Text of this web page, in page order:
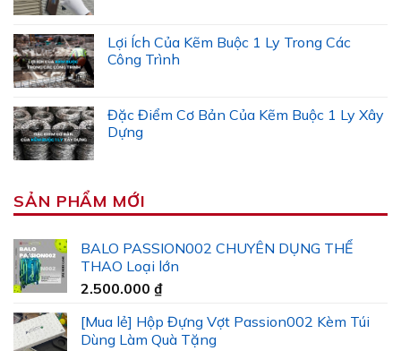
Lợi Ích Của Kẽm Buộc 1 Ly Trong Các
Công Trình
Đặc Điểm Cơ Bản Của Kẽm Buộc 1 Ly Xây
Dựng
SẢN PHẨM MỚI
BALO PASSION002 CHUYÊN DỤNG THỂ
THAO Loại lớn
2.500.000 ₫
[Mua lẻ] Hộp Đựng Vợt Passion002 Kèm Túi
Dùng Làm Quà Tặng